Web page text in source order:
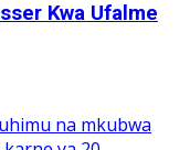
Kwa Ufalme